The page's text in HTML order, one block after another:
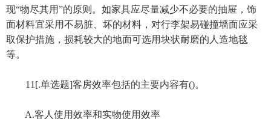
现“物尽其用”的原则。如家具应尽量减少不必要的抽屉，饰
面材料宜采用不易脏、坏的材料，对行李架易碰撞墙面应采
取保护措施，损耗较大的地面可选用块状耐磨的人造地毯
等。
11[.单选题]客房效率包括的主要内容有()。
A.客人使用效率和实物使用效率